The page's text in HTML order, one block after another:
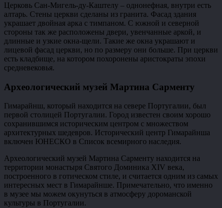
Церковь Сан-Мигель-ду-Каштелу – однонефная, внутри есть
алтарь. Стены церкви сделаны из гранита. Фасад здания
украшает двойная арка с тимпаном. С южной и северной
стороны так же расположены двери, увенчанные аркой, и
длинные и узкие окна-щели. Такие же окна украшают и
лицевой фасад церкви, но по размеру они больше. При церкви
есть кладбище, на котором похоронены аристократы эпохи
средневековья.
Археологический музей Мартина Сарменту
Гимарайнш, который находится на севере Португалии, был
первой столицей Португалии. Город известен своим хорошо
сохранившимся историческим центром с множеством
архитектурных шедевров. Исторический центр Гимарайнша
включен ЮНЕСКО в Список всемирного наследия.
Археологический музей Мартина Сарменту находится на
территории монастыря Святого Доминика XIV века,
построенного в готическом стиле, и считается одним из самых
интересных мест в Гимарайнше. Примечательно, что именно
в музее мы можем окунуться в атмосферу дороманской
культуры в Португалии.